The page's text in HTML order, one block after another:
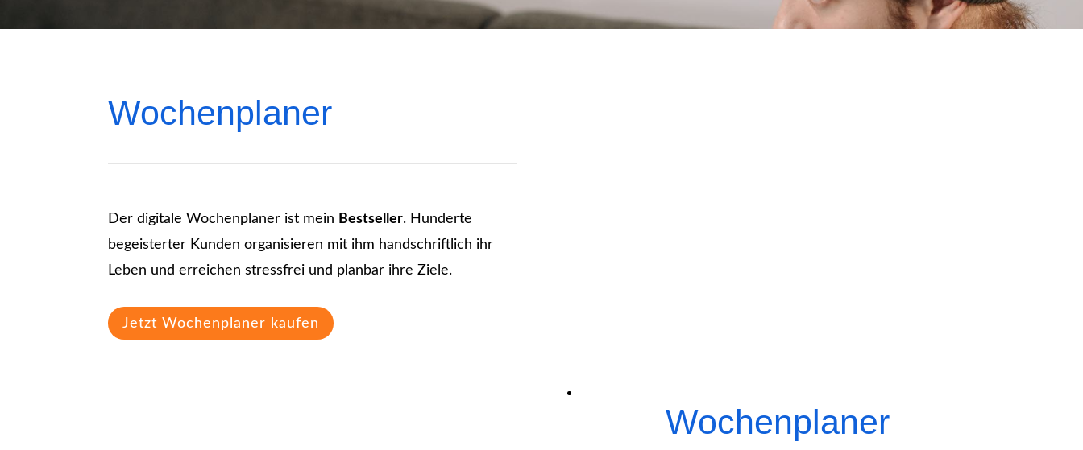
Wochenplaner
Der digitale Wochenplaner ist mein Bestseller. Hunderte
begeisterter Kunden organisieren mit ihm handschriftlich ihr
Leben und erreichen stressfrei und planbar ihre Ziele.
Jetzt Wochenplaner kaufen
Wochenplaner